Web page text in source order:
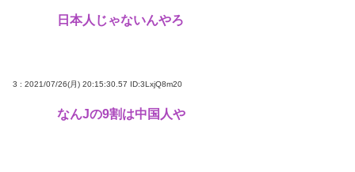
は」って言ってくる奴がクソ気持ち悪い。話しかけ
的〉なシナリオ
日本人じゃないんやろ
3 : 2021/07/26(月) 20:15:30.57 ID:3LxjQ8m20
なんJの9割は中国人や